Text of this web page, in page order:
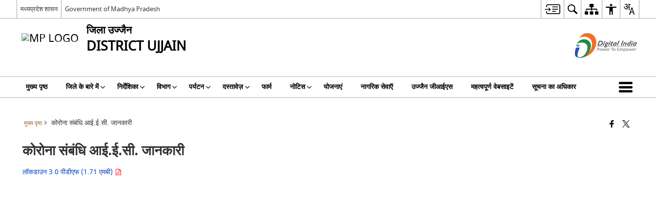
मध्यप्रदेश शासन Government of Madhya Pradesh
जिला उज्जैन
DISTRICT UJJAIN
मुख्य पृष्ठ जिले के बारे में निर्देशिका विभाग पर्यटन दस्तावेज़ फार्म नोटिस योजनाएं नागरिक सेवाऍ उज्जैन जीआईएस महत्वपूर्ण वेबसाइटें सूचना का अधिकार
मुख्य पृष्ठ कोरोना संबंधि‍ आई.ई.सी. जानकारी
कोरोना संबंधि‍ आई.ई.सी. जानकारी
लॉकडाउन 3.0 पीडीएफ (1.71 एमबी)